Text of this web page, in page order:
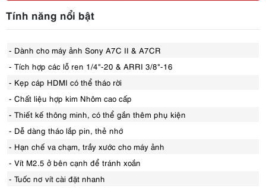
Tính năng nổi bật
- Dành cho máy ảnh Sony A7C II & A7CR
- Tích hợp các lỗ ren 1/4"-20 & ARRI 3/8"-16
- Kẹp cáp HDMI có thể tháo rời
- Chất liệu hợp kim Nhôm cao cấp
- Thiết kế thông minh, có thể gắn thêm phụ kiện
- Dễ dàng tháo lắp pin, thẻ nhớ
- Hạn chế va chạm, trầy xước cho máy ảnh
- Vít M2.5 ở bên cạnh để tránh xoắn
- Tuốc nơ vít cài đặt nhanh